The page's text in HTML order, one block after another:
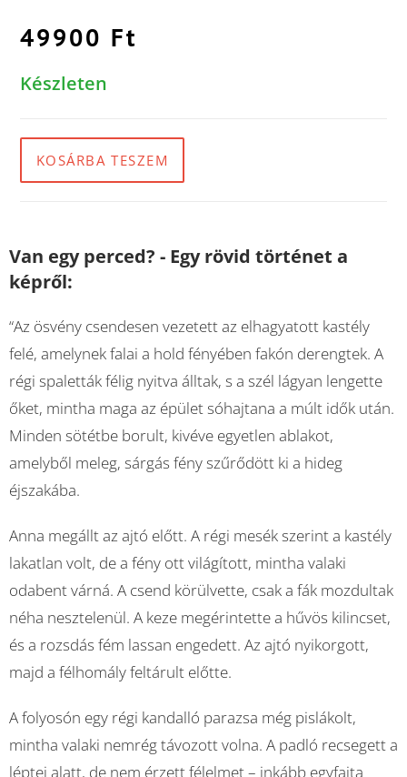
49900 Ft
Készleten
KOSÁRBA TESZEM
Van egy perced? - Egy rövid történet a
képről:
“Az ösvény csendesen vezetett az elhagyatott kastély
felé, amelynek falai a hold fényében fakón derengtek. A
régi spaletták félig nyitva álltak, s a szél lágyan lengette
őket, mintha maga az épület sóhajtana a múlt idők után.
Minden sötétbe borult, kivéve egyetlen ablakot,
amelyből meleg, sárgás fény szűrődött ki a hideg
éjszakába.
Anna megállt az ajtó előtt. A régi mesék szerint a kastély
lakatlan volt, de a fény ott világított, mintha valaki
odabent várná. A csend körülvette, csak a fák mozdultak
néha nesztelenül. A keze megérintette a hűvös kilincset,
és a rozsdás fém lassan engedett. Az ajtó nyikorgott,
majd a félhomály feltárult előtte.
A folyosón egy régi kandalló parazsa még pislákolt,
mintha valaki nemrég távozott volna. A padló recsegett a
léptei alatt, de nem érzett félelmet – inkább egyfajta